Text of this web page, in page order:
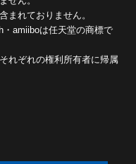
まれておりません。
amiiboは任天堂の商標で
れぞれの権利所有者に帰属